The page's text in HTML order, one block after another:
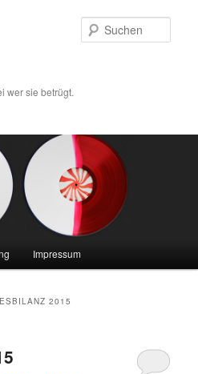
wer sie betrügt.
Impressum
2015